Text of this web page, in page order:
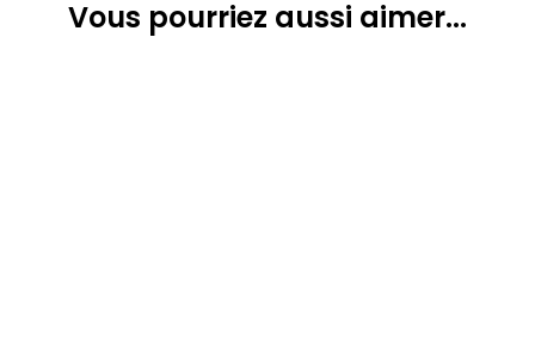
Vous pourriez aussi aimer...